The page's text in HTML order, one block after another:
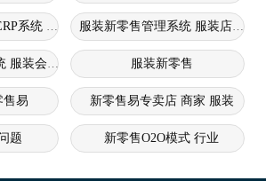
系统 服装新零售系统 服装进销存erp系统
服装新零售管理系统 服装店新零
服装会员管理系统 服装新零售软件
服装新零售
售易 新零售易专卖店 商家 服装
题 新零售O2O模式 行业